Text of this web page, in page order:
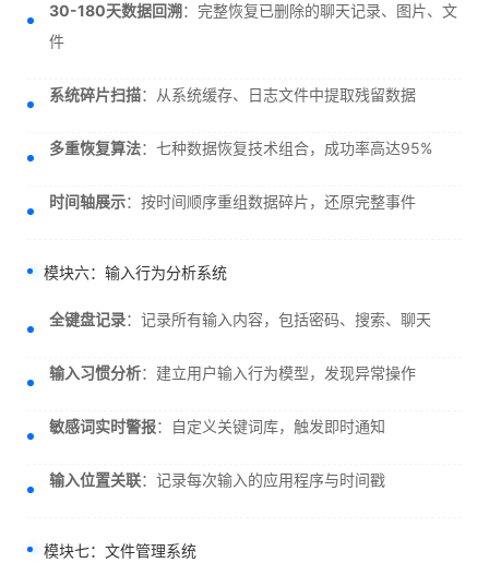
30-180天数据回溯：完整恢复已删除的聊天记录、图片、文
件
系统碎片扫描：从系统缓存、日志文件中提取残留数据
多重恢复算法：七种数据恢复技术组合，成功率高达95%
时间轴展示：按时间顺序重组数据碎片，还原完整事件
模块六：输入行为分析系统
全键盘记录：记录所有输入内容，包括密码、搜索、聊天
输入习惯分析：建立用户输入行为模型，发现异常操作
敏感词实时警报：自定义关键词库，触发即时通知
输入位置关联：记录每次输入的应用程序与时间戳
模块七：文件管理系统